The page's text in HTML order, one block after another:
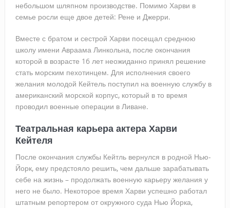
небольшом шляпном производстве. Помимо Харви в
семье росли еще двое детей: Рене и Джерри.
Вместе с братом и сестрой Харви посещал среднюю
школу имени Авраама Линкольна, после окончания
которой в возрасте 16 лет неожиданно принял решение
стать морским пехотинцем. Для исполнения своего
желания молодой Кейтель поступил на военную службу в
американский морской корпус, который в то время
проводил военные операции в Ливане.
Театральная карьера актера Харви
Кейтеля
После окончания службы Кейтль вернулся в родной Нью-
Йорк, ему предстояло решить, чем дальше зарабатывать
себе на жизнь – продолжать военную карьеру желания у
него не было. Некоторое время Харви успешно работал
штатным репортером от окружного суда Нью Йорка,